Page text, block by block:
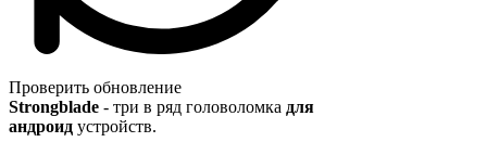
Проверить обновление
Strongblade - три в ряд головоломка для
андроид устройств.